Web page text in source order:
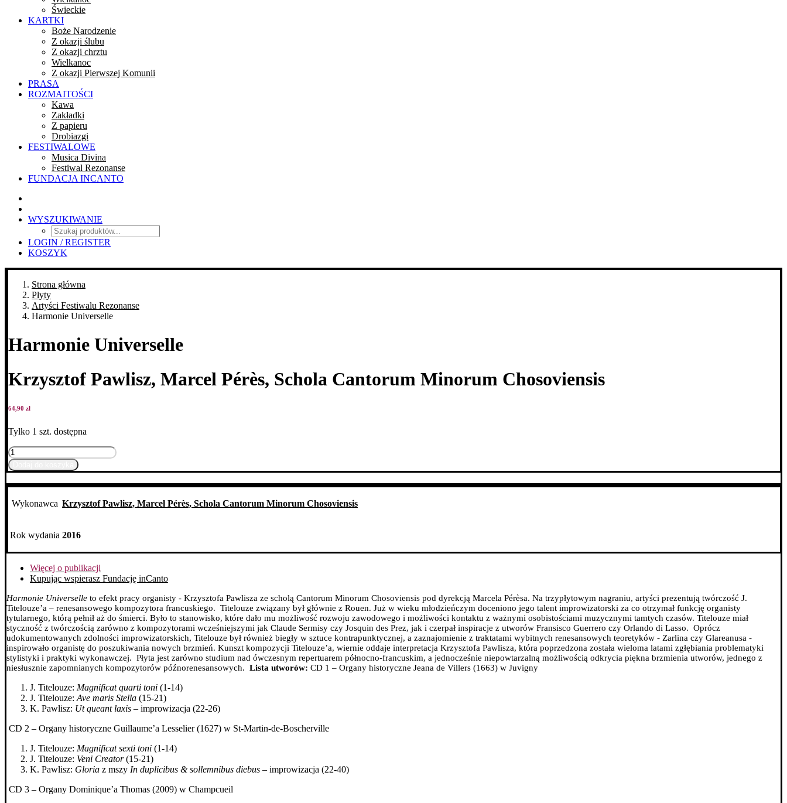
Świeckie
KARTKI
Boże Narodzenie
Z okazji ślubu
Z okazji chrztu
Wielkanoc
Z okazji Pierwszej Komunii
PRASA
ROZMAITOŚCI
Kawa
Zakładki
Z papieru
Drobiazgi
FESTIWALOWE
Musica Divina
Festiwal Rezonanse
FUNDACJA INCANTO
WYSZUKIWANIE
LOGIN / REGISTER
KOSZYK
Strona główna
Płyty
Artyści Festiwalu Rezonanse
Harmonie Universelle
Harmonie Universelle
Krzysztof Pawlisz, Marcel Pérès, Schola Cantorum Minorum Chosoviensis
64,90 zł
Tylko 1 szt. dostępna
ilość
Harmonie
Universelle
Wykonawca Krzysztof Pawlisz, Marcel Pérès, Schola Cantorum Minorum Chosoviensis
Rok wydania 2016
Więcej o publikacji
Kupując wspierasz Fundację inCanto
Harmonie Universelle to efekt pracy organisty - Krzysztofa Pawlisza ze scholą Cantorum Minorum Chosoviensis pod dyrekcją Marcela Pérèsa. Na trzypłytowym nagraniu, artyści prezentują twórczość J.
Titelouze’a – renesansowego kompozytora francuskiego. Titelouze związany był głównie z Rouen. Już w wieku młodzieńczym doceniono jego talent improwizatorski za co otrzymał funkcję organisty
tytularnego, którą pełnił aż do śmierci. Było to stanowisko, które dało mu możliwość rozwoju zawodowego i możliwości kontaktu z ważnymi osobistościami muzycznymi tamtych czasów. Titelouze miał
styczność z twórczością zarówno z kompozytorami wcześniejszymi jak Claude Sermisy czy Josquin des Prez, jak i czerpał inspiracje z utworów Fransisco Guerrero czy Orlando di Lasso. Oprócz
udokumentowanych zdolności improwizatorskich, Titelouze był również biegły w sztuce kontrapunktycznej, a zaznajomienie z traktatami wybitnych renesansowych teoretyków - Zarlina czy Glareanusa -
inspirowało organistę do poszukiwania nowych brzmień. Kunszt kompozycji Titelouze’a, wiernie oddaje interpretacja Krzysztofa Pawlisza, która poprzedzona została wieloma latami zgłębiania problematyki
stylistyki i praktyki wykonawczej. Płyta jest zarówno studium nad ówczesnym repertuarem północno-francuskim, a jednocześnie niepowtarzalną możliwością odkrycia piękna brzmienia utworów, jednego z
niesłusznie zapomnianych kompozytorów późnorenesansowych. Lista utworów: CD 1 – Organy historyczne Jeana de Villers (1663) w Juvigny
J. Titelouze: Magnificat quarti toni (1-14)
J. Titelouze: Ave maris Stella (15-21)
K. Pawlisz: Ut queant laxis – improwizacja (22-26)
CD 2 – Organy historyczne Guillaume’a Lesselier (1627) w St-Martin-de-Boscherville
J. Titelouze: Magnificat sexti toni (1-14)
J. Titelouze: Veni Creator(15-21)
K. Pawlisz: Gloria z mszy In duplicibus & sollemnibus diebus – improwizacja (22-40)
CD 3 – Organy Dominique’a Thomas (2009) w Champcueil